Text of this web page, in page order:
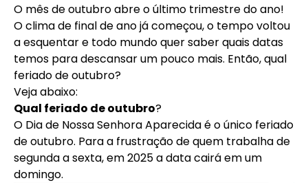
O mês de outubro abre o último trimestre do ano!
O clima de final de ano já começou, o tempo voltou
a esquentar e todo mundo quer saber quais datas
temos para descansar um pouco mais. Então, qual
feriado de outubro?
Veja abaixo:
Qual feriado de outubro?
O Dia de Nossa Senhora Aparecida é o único feriado
de outubro. Para a frustração de quem trabalha de
segunda a sexta, em 2025 a data cairá em um
domingo.